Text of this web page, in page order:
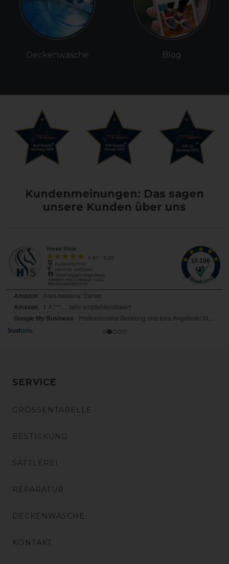
Deckenwäsche Blog
Kundenmeinungen: Das sagen
unsere Kunden über uns
SERVICE
GRÖSSENTABELLE
BESTICKUNG
SATTLEREI
REPARATUR
DECKENWÄSCHE
KONTAKT